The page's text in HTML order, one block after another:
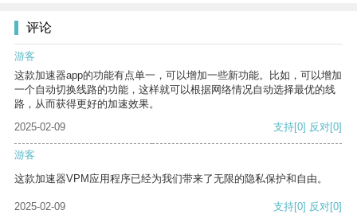
评论
游客
这款加速器app的功能有点单一，可以增加一些新功能。比如，可以增加
一个自动切换线路的功能，这样就可以根据网络情况自动选择最优的线
路，从而获得更好的加速效果。
2025-02-09
支持[0] 反对[0]
游客
这款加速器VPM应用程序已经为我们带来了无限的隐私保护和自由。
2025-02-09 支持[0] 反对[0]